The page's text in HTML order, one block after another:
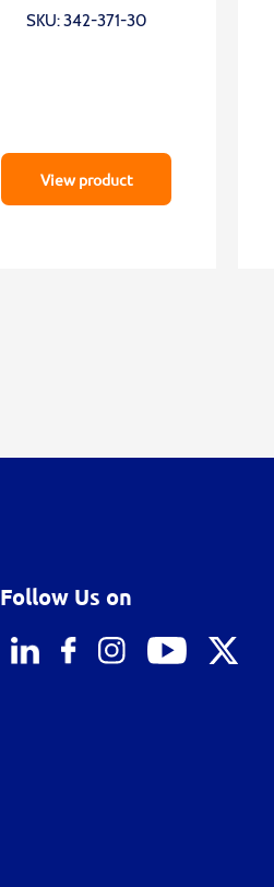
SKU: 342-371-30
View product
Follow Us on